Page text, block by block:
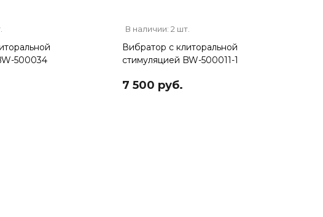
500034
В наличии: 2 шт.
Вибратор с клиторальной
стимуляцией BW-500011-1
7 500 руб.